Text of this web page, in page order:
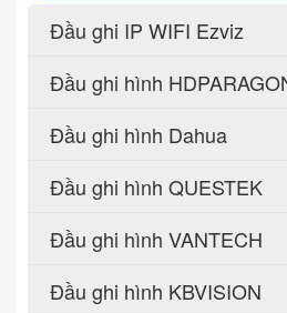
Đầu ghi IP WIFI Ezviz
Đầu ghi hình
Đầu ghi hình Dahua
Đầu ghi hình QUESTEK
Đầu ghi hình VANTECH
Đầu ghi hình KBVISION